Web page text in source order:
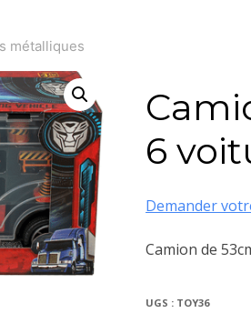
métalliques
6
Demander
Camion de
UGS : TOY36